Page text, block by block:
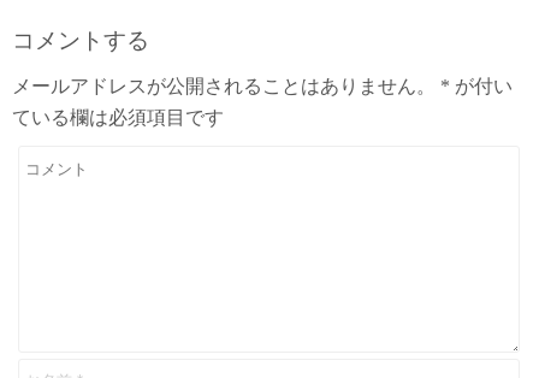
コメントする
メールアドレスが公開されることはありません。 * が付い
ている欄は必須項目です